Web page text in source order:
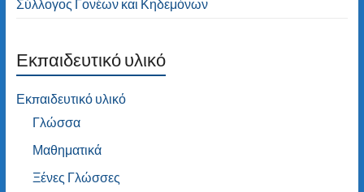
Σύλλογος Γονέων και Κηδεμόνων
Εκπαιδευτικό υλικό
Εκπαιδευτικό υλικό
Γλώσσα
Μαθηματικά
Ξένες Γλώσσες